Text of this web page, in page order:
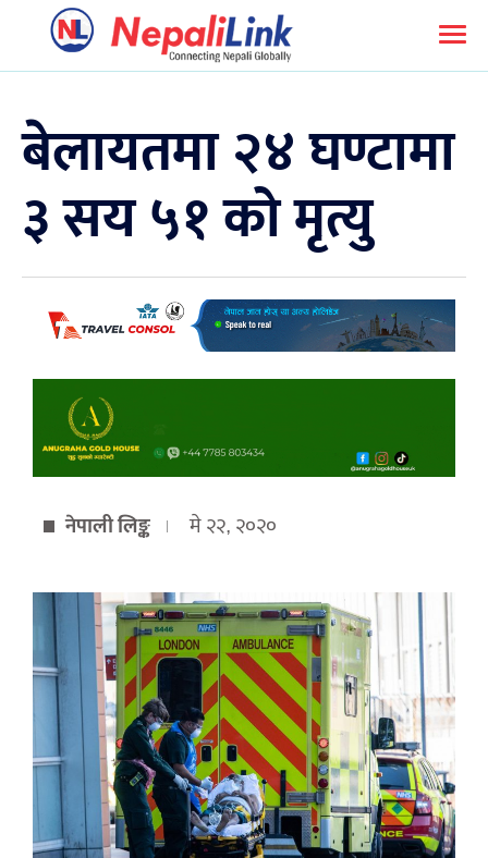
बेलायतमा २४ घण्टामा
३ सय ५१ को मृत्यु
नेपाली लिङ्क मे २२, २०२०